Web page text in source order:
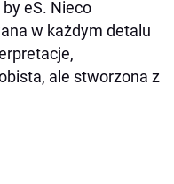
eS. Nieco
w każdym detalu
ale stworzona z